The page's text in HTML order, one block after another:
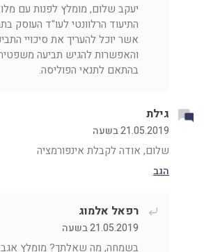
יעקב שלום, מומלץ לפנות עם
התיעוד הרלוונטי לעו"ד העוסק
אשר יוכל להעריך את סיכויי
והאפשרות להגיש תביעה
בהתאם לתנאי הפוליסה.
גילת
21.05.2019 בשעה
שלום, אודה לקבלת אינפורמציה
הגב
רפאל אלמוג
21.05.2019 בשעה
בשמחה, מה שאלתך? מומלץ אגב